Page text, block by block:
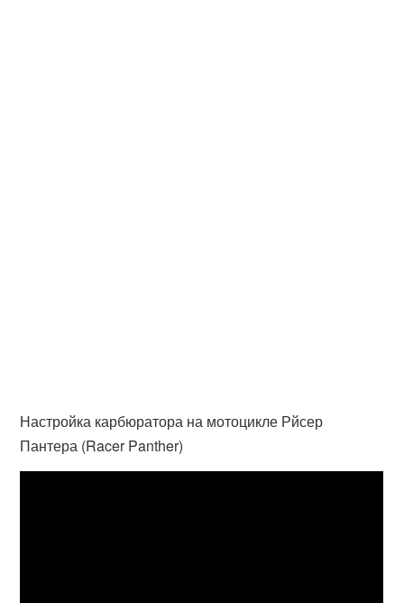
Настройка карбюратора на мотоцикле Рйсер
Пантера (Racer Panther)